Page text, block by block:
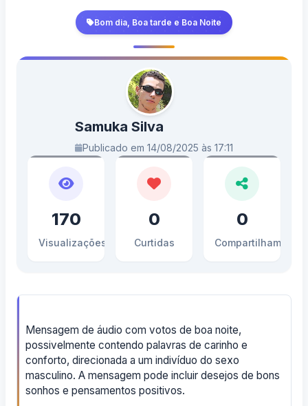
Bom dia, Boa tarde e Boa Noite
Samuka Silva
Publicado em 14/08/2025 às 17:11
170
Visualizações
0
Curtidas
0
Compartilhamentos
Mensagem de áudio com votos de boa noite,
possivelmente contendo palavras de carinho e
conforto, direcionada a um indivíduo do sexo
masculino. A mensagem pode incluir desejos de bons
sonhos e pensamentos positivos.